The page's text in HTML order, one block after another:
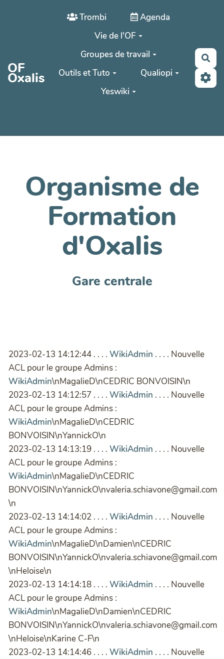
Aller au contenu principal
OF
Oxalis
Trombi
Agenda
Vie de l'OF
Groupes de travail
Outils et Tuto
Qualiopi
Yeswiki
Organisme de
Formation
d'Oxalis
Gare centrale
2023-02-13 14:12:44 . . . . WikiAdmin . . . . Nouvelle
ACL pour le groupe Admins :
WikiAdmin\nMagalieD\nCEDRIC BONVOISIN\n
2023-02-13 14:12:57 . . . . WikiAdmin . . . . Nouvelle
ACL pour le groupe Admins :
WikiAdmin\nMagalieD\nCEDRIC
BONVOISIN\nYannickO\n
2023-02-13 14:13:19 . . . . WikiAdmin . . . . Nouvelle
ACL pour le groupe Admins :
WikiAdmin\nMagalieD\nCEDRIC
BONVOISIN\nYannickO\nvaleria.schiavone@gmail.com
\n
2023-02-13 14:14:02 . . . . WikiAdmin . . . . Nouvelle
ACL pour le groupe Admins :
WikiAdmin\nMagalieD\nDamien\nCEDRIC
BONVOISIN\nYannickO\nvaleria.schiavone@gmail.com
\nHeloise\n
2023-02-13 14:14:18 . . . . WikiAdmin . . . . Nouvelle
ACL pour le groupe Admins :
WikiAdmin\nMagalieD\nDamien\nCEDRIC
BONVOISIN\nYannickO\nvaleria.schiavone@gmail.com
\nHeloise\nKarine C-F\n
2023-02-13 14:14:46 . . . . WikiAdmin . . . . Nouvelle